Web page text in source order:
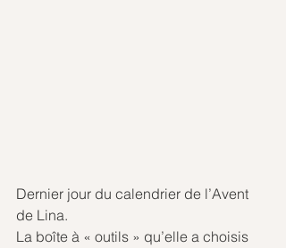
Dernier jour du calendrier de l’Avent
de Lina.
La boîte à « outils » qu’elle a choisis